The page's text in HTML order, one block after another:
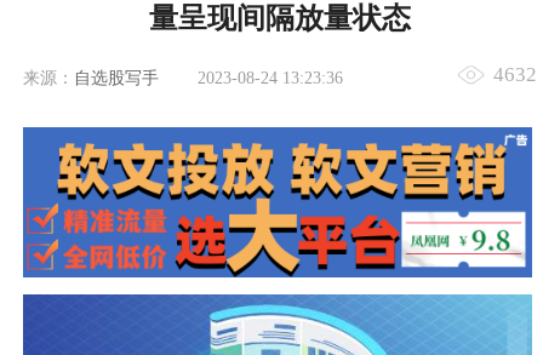
量呈现间隔放量状态
来源： 自选股写手 2023-08-24 13:23:36 4632